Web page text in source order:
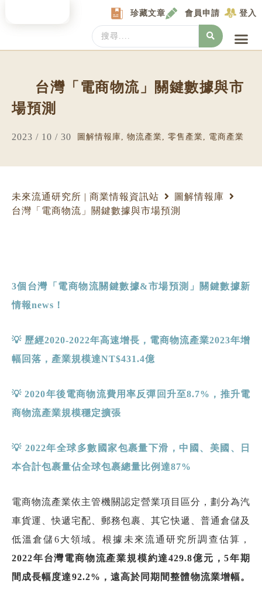
珍藏文章 會員申請 登入
Search
...
台灣「電商物流」關鍵數據與市
場預測
2023 / 10 / 30 圖解情報庫 , 物流產業, 零售產業, 電商產業
未來流通研究所 | 商業情報資訊站
圖解情報庫
台灣「電商物流」關鍵數據與市場預測
3個台灣「電商物流關鍵數據&市場預測」關鍵數據新
情報news ！
💡 歷經2020-2022年高速增長，電商物流產業2023年增
幅回落，產業規模達NT$431.4億
💡2020年後電商物流費用率反彈回升至8.7% ，推升電
商物流產業規模穩定擴張
💡 2022年全球多數國家包裹量下滑，中國、美國、日
本合計包裹量佔全球包裹總量比例達87%
電商物流產業依主管機關認定營業項目區分，劃分為汽
車貨運、快遞宅配、郵務包裹、其它快遞、普通倉儲及
低溫倉儲6大領域。根據未來流通研究所調查估算，
2022年台灣電商物流產業規模約達429.8億元，5年期
間成長幅度達92.2% ，遠高於同期間整體物流業增幅。